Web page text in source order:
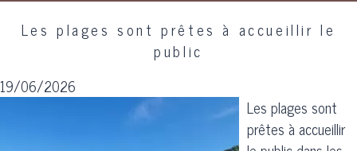
Les plages sont prêtes à accueillir le
public
19/06/2026
Les plages sont
prêtes à accueillir